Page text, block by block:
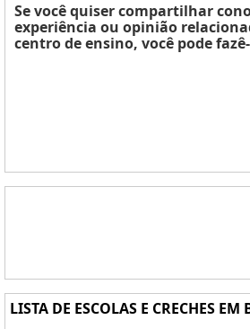
Se você quiser compartilhar
experiência ou opinião
centro de ensino, você pode
LISTA DE ESCOLAS E CRECHES EM